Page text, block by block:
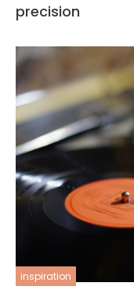
precision
inspiration